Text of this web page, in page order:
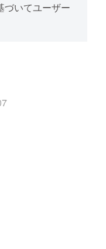
づいてユーザー